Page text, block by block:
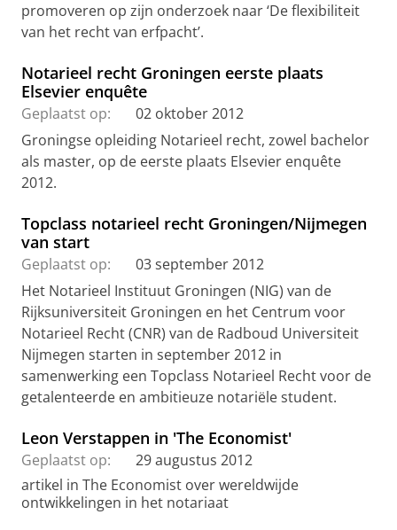
promoveren op zijn onderzoek naar ‘De flexibiliteit
van het recht van erfpacht’.
Notarieel recht Groningen eerste plaats
Elsevier enquête
Geplaatst op:
02 oktober 2012
Groningse opleiding Notarieel recht, zowel bachelor
als master, op de eerste plaats Elsevier enquête
2012.
Topclass notarieel recht Groningen/Nijmegen
van start
Geplaatst op:
03 september 2012
Het Notarieel Instituut Groningen (NIG) van de
Rijksuniversiteit Groningen en het Centrum voor
Notarieel Recht (CNR) van de Radboud Universiteit
Nijmegen starten in september 2012 in
samenwerking een Topclass Notarieel Recht voor de
getalenteerde en ambitieuze notariële student.
Leon Verstappen in 'The Economist'
Geplaatst op:
29 augustus 2012
artikel in The Economist over wereldwijde
ontwikkelingen in het notariaat